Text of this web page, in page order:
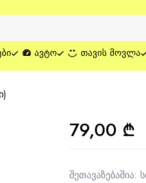
ᲐᲕᲢᲝ ᲗᲐᲕᲘᲡ ᲛᲝᲕᲚᲐ
79,00 ₾
შეთავაზებაშია: